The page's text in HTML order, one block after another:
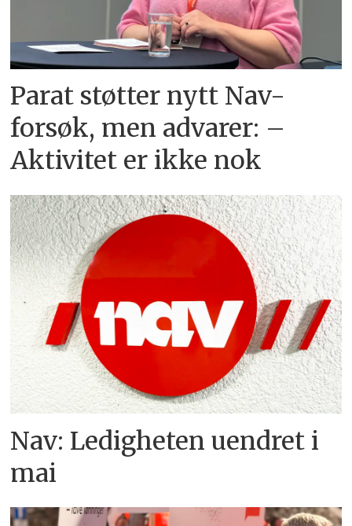
Parat støtter nytt Nav-
forsøk, men advarer: –
Aktivitet er ikke nok
Nav: Ledigheten uendret i
mai